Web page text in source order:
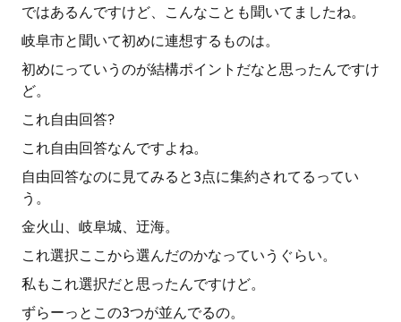
ではあるんですけど、こんなことも聞いてましたね。
岐阜市と聞いて初めに連想するものは。
初めにっていうのが結構ポイントだなと思ったんですけ
ど。
これ自由回答?
これ自由回答なんですよね。
自由回答なのに見てみると3点に集約されてるってい
う。
金火山、岐阜城、迂海。
これ選択ここから選んだのかなっていうぐらい。
私もこれ選択だと思ったんですけど。
ずらーっとこの3つが並んでるの。